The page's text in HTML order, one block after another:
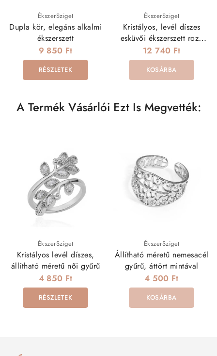
ÉkszerSziget
Dupla kör, elegáns alkalmi
ékszerszett
9 850 Ft
RÉSZLETEK
ÉkszerSziget
Kristályos, levél díszes
esküvői ékszerszett rozé
arany színben
12 740 Ft
KOSÁRBA
A Termék Vásárlói Ezt Is Megvették:
ÉkszerSziget
Kristályos levél díszes,
állítható méretű női gyűrű
4 850 Ft
RÉSZLETEK
ÉkszerSziget
Állítható méretű nemesacél
gyűrű, áttört mintával
4 500 Ft
KOSÁRBA